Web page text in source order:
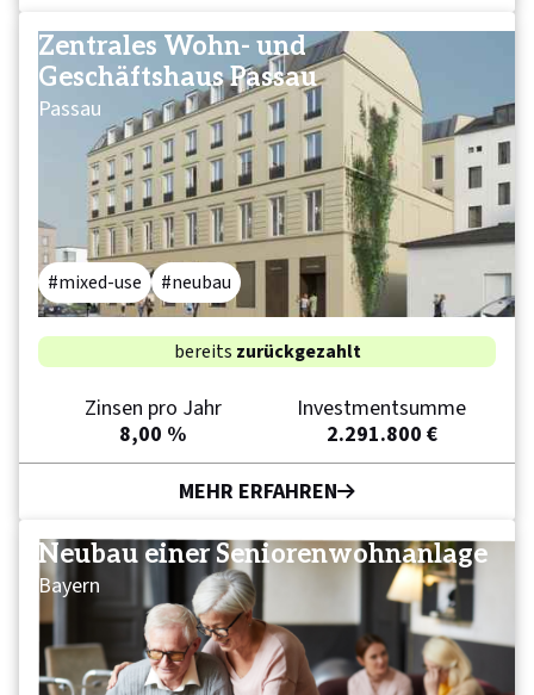
Zentrales Wohn- und
Geschäftshaus Passau
Passau
mixed-use neubau
bereits zurückgezahlt
Zinsen pro Jahr
8,00 %
Investmentsumme
2.291.800 €
MEHR ERFAHREN
Neubau einer Senioren­wohnanlage
Bayern